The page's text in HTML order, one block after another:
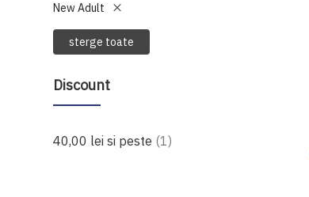
New Adult
sterge toate
Discount
40,00 lei si peste 1produs